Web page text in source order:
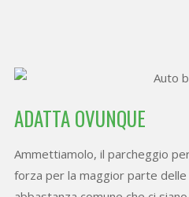
ADATTA OVUNQUE
Ammettiamolo, il parcheggio
forza per la maggior parte